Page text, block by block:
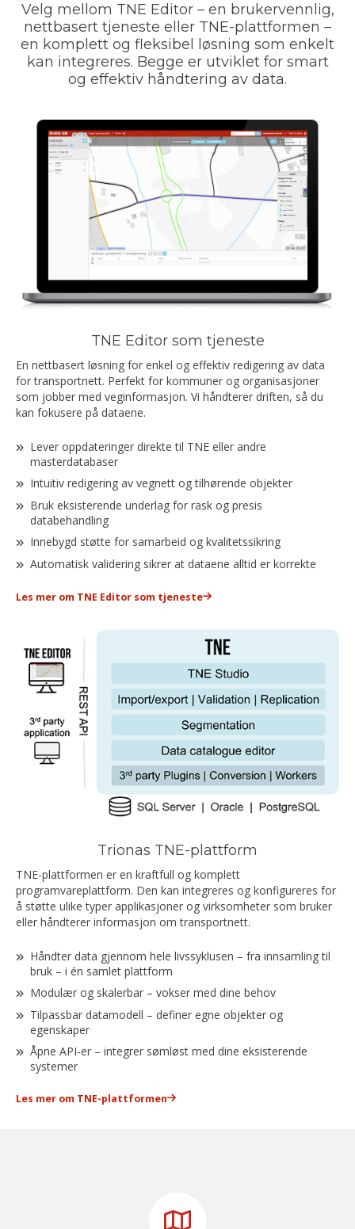
Velg mellom TNE Editor – en brukervennlig,
nettbasert tjeneste eller TNE-plattformen –
en komplett og fleksibel løsning som enkelt
kan integreres. Begge er utviklet for smart
og effektiv håndtering av data.
TNE Editor som tjeneste
En nettbasert løsning for enkel og effektiv redigering av data
for transportnett. Perfekt for kommuner og organisasjoner
som jobber med veginformasjon. Vi håndterer driften, så du
kan fokusere på dataene.
Lever oppdateringer direkte til TNE eller andre
masterdatabaser
Intuitiv redigering av vegnett og tilhørende objekter
Bruk eksisterende underlag for rask og presis
databehandling
Innebygd støtte for samarbeid og kvalitetssikring
Automatisk validering sikrer at dataene alltid er korrekte
Les mer om TNE Editor som tjeneste
Trionas TNE-plattform
TNE-plattformen er en kraftfull og komplett
programvareplattform. Den kan integreres og konfigureres for
å støtte ulike typer applikasjoner og virksomheter som bruker
eller håndterer informasjon om transportnett.
Håndter data gjennom hele livssyklusen – fra innsamling til
bruk – i én samlet plattform
Modulær og skalerbar – vokser med dine behov
Tilpassbar datamodell – definer egne objekter og
egenskaper
Åpne API‑er – integrer sømløst med dine eksisterende
systemer
Les mer om TNE-plattformen